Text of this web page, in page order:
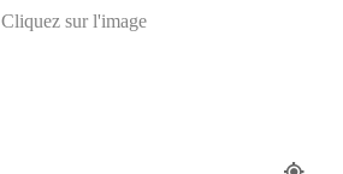
Cliquez sur l'image